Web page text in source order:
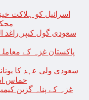
اسرائیل کو ہلاکت
سعودی گول کیپر راغد
پاکستان غزہ کے
سعودی ولی عہد کا
حماس